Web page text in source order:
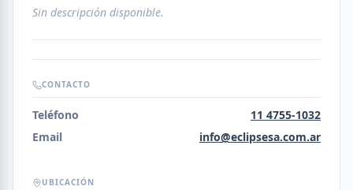
Sin descripción disponible.
CONTACTO
Teléfono
11 4755-1032
Email
info@eclipsesa.com.ar
UBICACIÓN